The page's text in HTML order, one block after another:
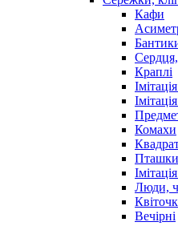
Кафи
Краплі
Комахи
Пташки
Люди,
Вечірні